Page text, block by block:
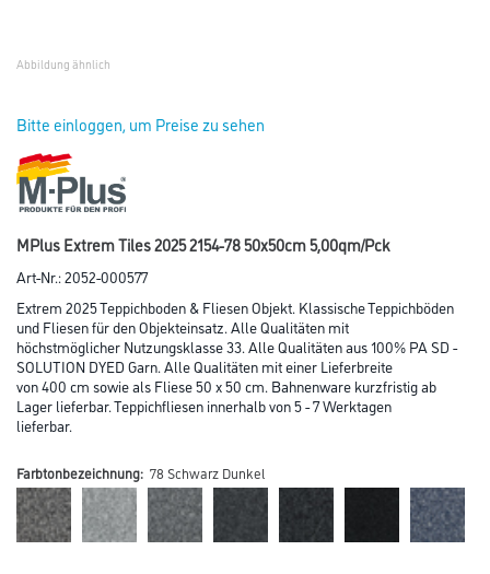
Abbildung ähnlich
Bitte einloggen, um Preise zu sehen
MPlus Extrem Tiles 2025 2154-78 50x50cm 5,00qm/Pck
Art-Nr.:2052-000577
Extrem 2025 Teppichboden & Fliesen Objekt. Klassische Teppichböden
und Fliesen für den Objekteinsatz. Alle Qualitäten mit
höchstmöglicher Nutzungsklasse 33. Alle Qualitäten aus 100% PA SD -
SOLUTION DYED Garn. Alle Qualitäten mit einer Lieferbreite
von 400 cm sowie als Fliese 50 x 50 cm. Bahnenware kurzfristig ab
Lager lieferbar. Teppichfliesen innerhalb von 5 - 7 Werktagen
lieferbar.
Farbtonbezeichnung: 78 Schwarz Dunkel